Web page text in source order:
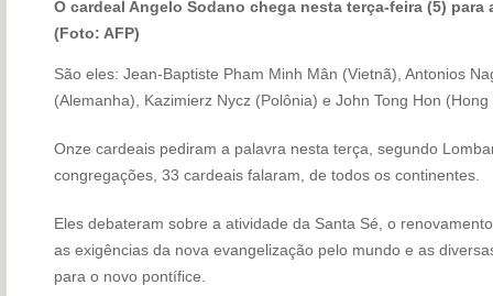
O cardeal Angelo Sodano chega nesta terça-feira (5)
(Foto: AFP)
São eles: Jean-Baptiste Pham Minh Mân (Vietnã), Antonios
(Alemanha), Kazimierz Nycz (Polônia) e John Tong Hon (Hong
Onze cardeais pediram a palavra nesta terça, segundo
congregações, 33 cardeais falaram, de todos os continentes.
Eles debateram sobre a atividade da Santa Sé, o
as exigências da nova evangelização pelo mundo e as
para o novo pontífice.